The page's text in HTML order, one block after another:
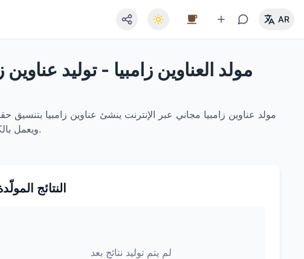
AR
مولد العناوين زامبيا - توليد
مولد عناوين زامبيا مجاني عبر الإنترنت ينشئ عناوين زامبيا بتنسيق
التصفية حسب المحافظة وتصدير JSON/CSV ويعمل بالكامل في المتصفح لحماية الخصوصية.
النتائج
لم يتم توليد نتائج بعد